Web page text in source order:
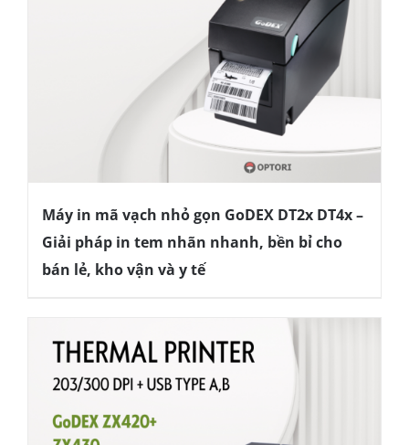
Máy in mã vạch nhỏ gọn GoDEX DT2x DT4x –
Giải pháp in tem nhãn nhanh, bền bỉ cho
bán lẻ, kho vận và y tế